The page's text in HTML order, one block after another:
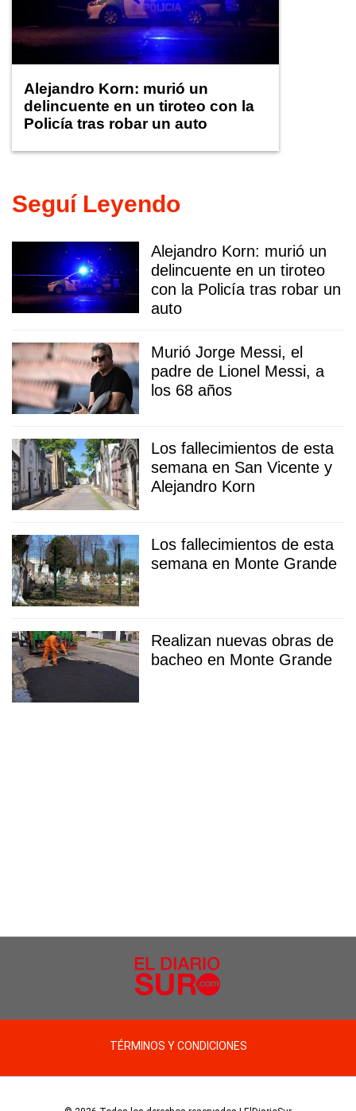
Alejandro Korn: murió un
delincuente en un tiroteo con la
Policía tras robar un auto
Seguí Leyendo
Alejandro Korn: murió un
delincuente en un tiroteo
con la Policía tras robar un
auto
Murió Jorge Messi, el
padre de Lionel Messi, a
los 68 años
Los fallecimientos de esta
semana en San Vicente y
Alejandro Korn
Los fallecimientos de esta
semana en Monte Grande
Realizan nuevas obras de
bacheo en Monte Grande
TÉRMINOS Y CONDICIONES